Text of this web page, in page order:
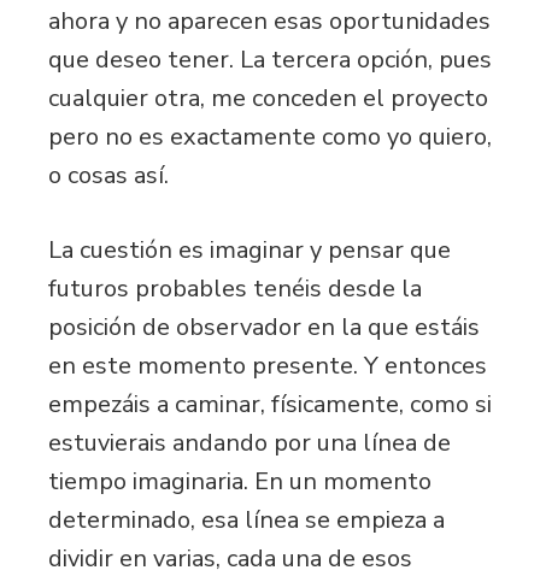
ahora y no aparecen esas oportunidades
que deseo tener. La tercera opción, pues
cualquier otra, me conceden el proyecto
pero no es exactamente como yo quiero,
o cosas así.
La cuestión es imaginar y pensar que
futuros probables tenéis desde la
posición de observador en la que estáis
en este momento presente. Y entonces
empezáis a caminar, físicamente, como si
estuvierais andando por una línea de
tiempo imaginaria. En un momento
determinado, esa línea se empieza a
dividir en varias, cada una de esos